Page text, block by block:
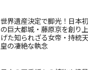
世界遺産決定で脚光！日本初
の巨大都城・藤原京を創り上
げた知られざる女帝・持統天
皇の凄絶な執念